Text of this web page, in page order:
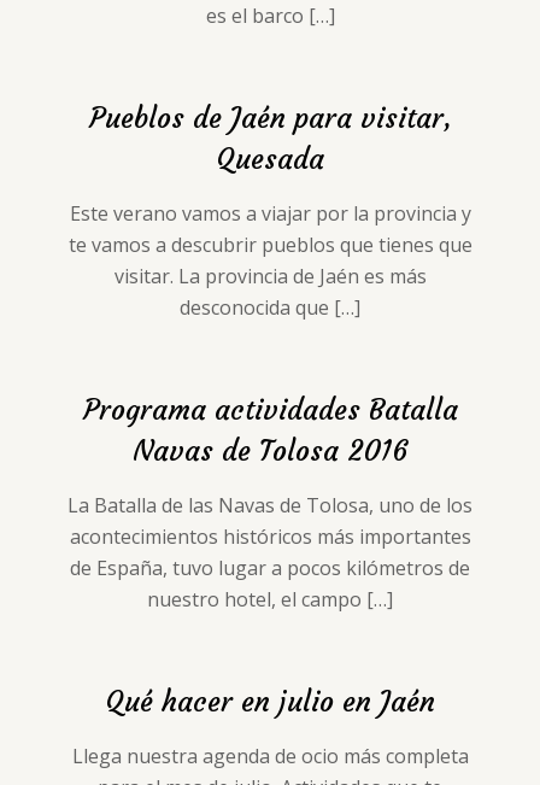
es el barco […]
Pueblos de Jaén para visitar,
Quesada
Este verano vamos a viajar por la provincia y
te vamos a descubrir pueblos que tienes que
visitar. La provincia de Jaén es más
desconocida que […]
Programa actividades Batalla
Navas de Tolosa 2016
La Batalla de las Navas de Tolosa, uno de los
acontecimientos históricos más importantes
de España, tuvo lugar a pocos kilómetros de
nuestro hotel, el campo […]
Qué hacer en julio en Jaén
Llega nuestra agenda de ocio más completa